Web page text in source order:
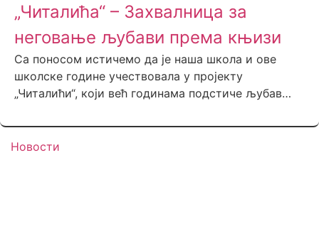
„Читалића“ – Захвалница за
неговање љубави према књизи
Са поносом истичемо да је наша школа и ове
школске године учествовала у пројекту
„Читалићи“, који већ годинама подстиче љубав…
Новости